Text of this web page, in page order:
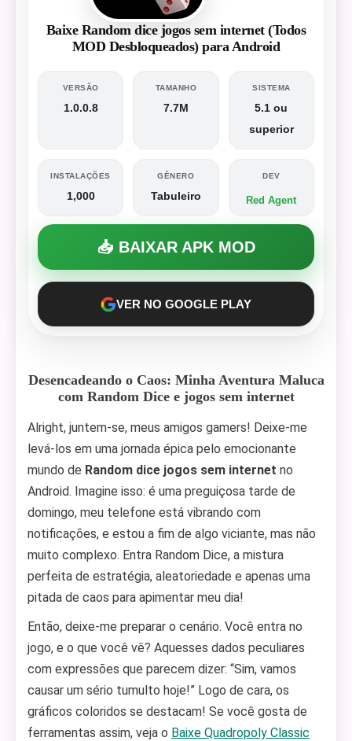
Baixe Random dice jogos sem internet (Todos
MOD Desbloqueados) para Android
VERSÃO
1.0.0.8
TAMANHO
7.7M
SISTEMA
5.1 ou
superior
INSTALAÇÕES
1,000
GÊNERO
Tabuleiro
DEV
Red Agent
📥 BAIXAR APK MOD
VER NO GOOGLE PLAY
Desencadeando o Caos: Minha Aventura Maluca
com Random Dice e jogos sem internet
Alright, juntem-se, meus amigos gamers! Deixe-me
levá-los em uma jornada épica pelo emocionante
mundo de Random dice jogos sem internet no
Android. Imagine isso: é uma preguiçosa tarde de
domingo, meu telefone está vibrando com
notificações, e estou a fim de algo viciante, mas não
muito complexo. Entra Random Dice, a mistura
perfeita de estratégia, aleatoriedade e apenas uma
pitada de caos para apimentar meu dia!
Então, deixe-me preparar o cenário. Você entra no
jogo, e o que você vê? Aquesses dados peculiares
com expressões que parecem dizer: “Sim, vamos
causar um sério tumulto hoje!” Logo de cara, os
gráficos coloridos se destacam! Se você gosta de
ferramentas assim, veja o Baixe Quadropoly Classic